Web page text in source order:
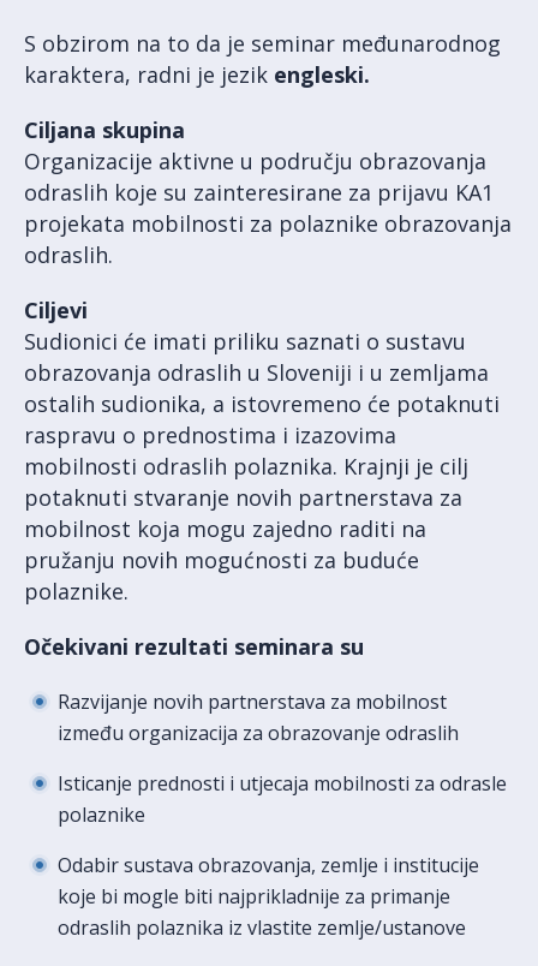
S obzirom na to da je seminar međunarodnog
karaktera, radni je jezik engleski.
Ciljana skupina
Organizacije aktivne u području obrazovanja
odraslih koje su zainteresirane za prijavu KA1
projekata mobilnosti za polaznike obrazovanja
odraslih.
Ciljevi
Sudionici će imati priliku saznati o sustavu
obrazovanja odraslih u Sloveniji i u zemljama
ostalih sudionika, a istovremeno će potaknuti
raspravu o prednostima i izazovima
mobilnosti odraslih polaznika. Krajnji je cilj
potaknuti stvaranje novih partnerstava za
mobilnost koja mogu zajedno raditi na
pružanju novih mogućnosti za buduće
polaznike.
Očekivani rezultati seminara su
Razvijanje novih partnerstava za mobilnost
između organizacija za obrazovanje odraslih
Isticanje prednosti i utjecaja mobilnosti za odrasle
polaznike
Odabir sustava obrazovanja, zemlje i institucije
koje bi mogle biti najprikladnije za primanje
odraslih polaznika iz vlastite zemlje/ustanove